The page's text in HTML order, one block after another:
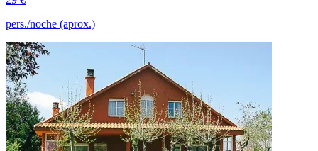
pers./noche (aprox.)